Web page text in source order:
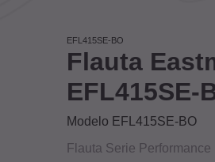
EFL415SE-BO
Flauta
EFL415SE-
Modelo EFL415SE-BO
Flauta Serie Performance